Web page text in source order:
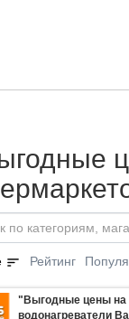
sort Рейтинг
"Выгодные цены на
водонагреватели